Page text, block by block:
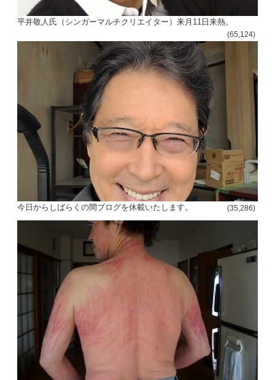
平井敬人氏（シンガーマルチクリエイター）来月11日来熱。
(65,124)
今日からしばらくの間ブログを休載いたします。 (35,286)